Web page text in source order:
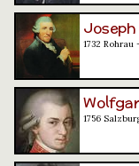
1732 Rohrau
1756